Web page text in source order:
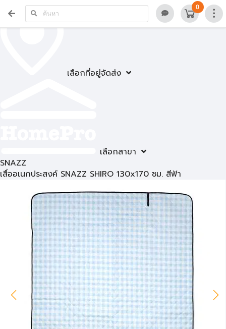
เลือกที่อยู่จัดส่ง
เลือกสาขา
0
SNAZZ
เสื่ออเนกประสงค์ SNAZZ SHIRO 130x170 ซม. สีฟ้า